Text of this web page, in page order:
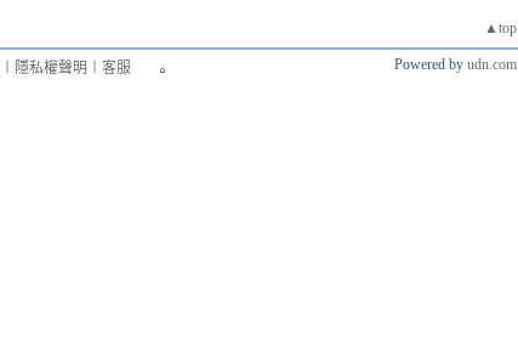
▲top
隱私權聲明 客服 Powered by udn.com